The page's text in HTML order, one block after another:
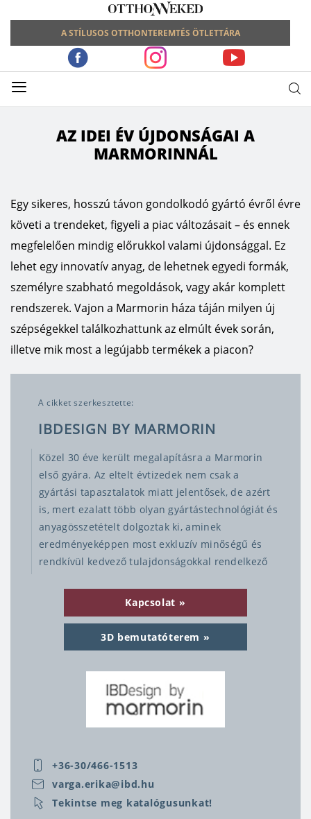
A STÍLUSOS OTTHONTEREMTÉS ÖTLETTÁRA
≡
AZ IDEI ÉV ÚJDONSÁGAI A
MARMORINNÁL
Egy sikeres, hosszú távon gondolkodó gyártó évről évre
követi a trendeket, figyeli a piac változásait – és ennek
megfelelően mindig előrukkol valami újdonsággal. Ez
lehet egy innovatív anyag, de lehetnek egyedi formák,
személyre szabható megoldások, vagy akár komplett
rendszerek. Vajon a Marmorin háza táján milyen új
szépségekkel találkozhattunk az elmúlt évek során,
illetve mik most a legújabb termékek a piacon?
A cikket szerkesztette:
IBDESIGN BY MARMORIN
Közel 30 éve került megalapításra a Marmorin
első gyára. Az eltelt évtizedek nem csak a
gyártási tapasztalatok miatt jelentősek, de azért
is, mert ezalatt több olyan gyártástechnológiát és
anyagösszetételt dolgoztak ki, aminek
eredményeképpen most exkluzív minőségű és
rendkívül kedvező tulajdonságokkal rendelkező
tudnak Önnek kínálni. Így a tartósság, a
szennyeződések lerakódását megakadályozó,
ellenálló felület, vagy a légbuborékok teljes
mértékű kiküszöbölése mind olyan sajátos
praktikus terméket vihet otthonába.
Ha a fürdőszobai megoldásokról beszélünk, akkor
mindenképpen meg kell említeni, hogy a
többek között azt is lehetővé teszi, hogy fényes
illetve matt felületű termékeket egyaránt
megtaláljon kínálatukban. Az öntött márvány
Kapcsolat
3D bemutatóterem
+36-30/466-1513
varga.erika@ibd.hu
Tekintse meg katalógusunkat!